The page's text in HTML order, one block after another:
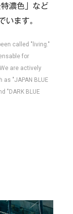
特濃色」など
ます。
called "living."
for
are actively
"JAPAN BLUE
"DARK BLUE